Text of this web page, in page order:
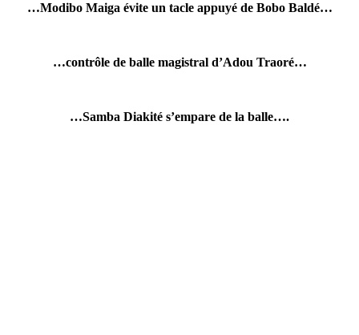
…Modibo Maiga évite un tacle appuyé de Bobo Baldé…
…contrôle de balle magistral d’Adou Traoré…
…Samba Diakité s’empare de la balle….